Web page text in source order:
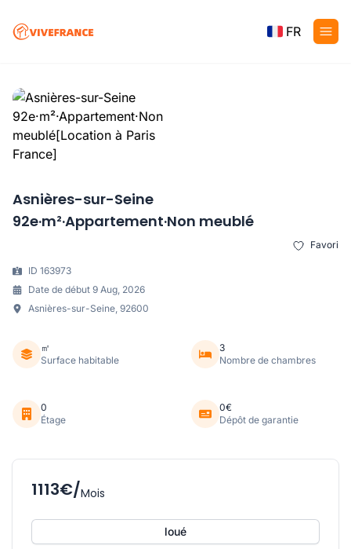
FR
Asnières-sur-Seine
92e·m²·Appartement·Non meublé
Favori
ID 163973
Date de début 9 Aug, 2026
Asnières-sur-Seine, 92600
㎡
Surface habitable
3
Nombre de chambres
0
Étage
0€
Dépôt de garantie
1113€/Mois
loué